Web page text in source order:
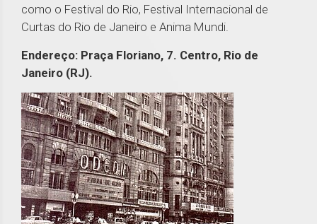
como o Festival do Rio, Festival Internacional de
Curtas do Rio de Janeiro e Anima Mundi.
Endereço: Praça Floriano, 7. Centro, Rio de
Janeiro (RJ).